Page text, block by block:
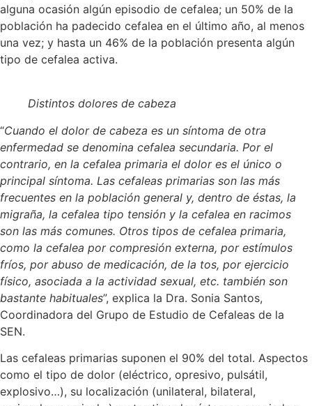
alguna ocasión algún episodio de cefalea; un 50% de la
población ha padecido cefalea en el último año, al menos
una vez; y hasta un 46% de la población presenta algún
tipo de cefalea activa.
Distintos dolores de cabeza
“Cuando el dolor de cabeza es un síntoma de otra
enfermedad se denomina cefalea secundaria. Por el
contrario, en la cefalea primaria el dolor es el único o
principal síntoma. Las cefaleas primarias son las más
frecuentes en la población general y, dentro de éstas, la
migraña, la cefalea tipo tensión y la cefalea en racimos
son las más comunes. Otros tipos de cefalea primaria,
como la cefalea por compresión externa, por estímulos
fríos, por abuso de medicación, de la tos, por ejercicio
físico, asociada a la actividad sexual, etc. también son
bastante habituales”, explica la Dra. Sonia Santos,
Coordinadora del Grupo de Estudio de Cefaleas de la
SEN.
Las cefaleas primarias suponen el 90% del total. Aspectos
como el tipo de dolor (eléctrico, opresivo, pulsátil,
explosivo…), su localización (unilateral, bilateral,